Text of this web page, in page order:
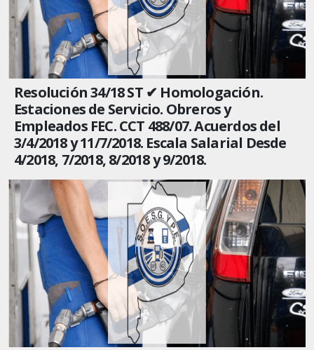
Resolución 34/18 ST ✔ Homologación.
Estaciones de Servicio. Obreros y
Empleados FEC. CCT 488/07. Acuerdos del
3/4/2018 y 11/7/2018. Escala Salarial Desde
4/2018, 7/2018, 8/2018 y 9/2018.